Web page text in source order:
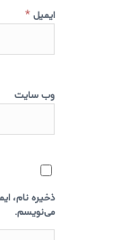
ایمیل *
وب‌ سایت
ذخیره نام،
می‌نویسم.